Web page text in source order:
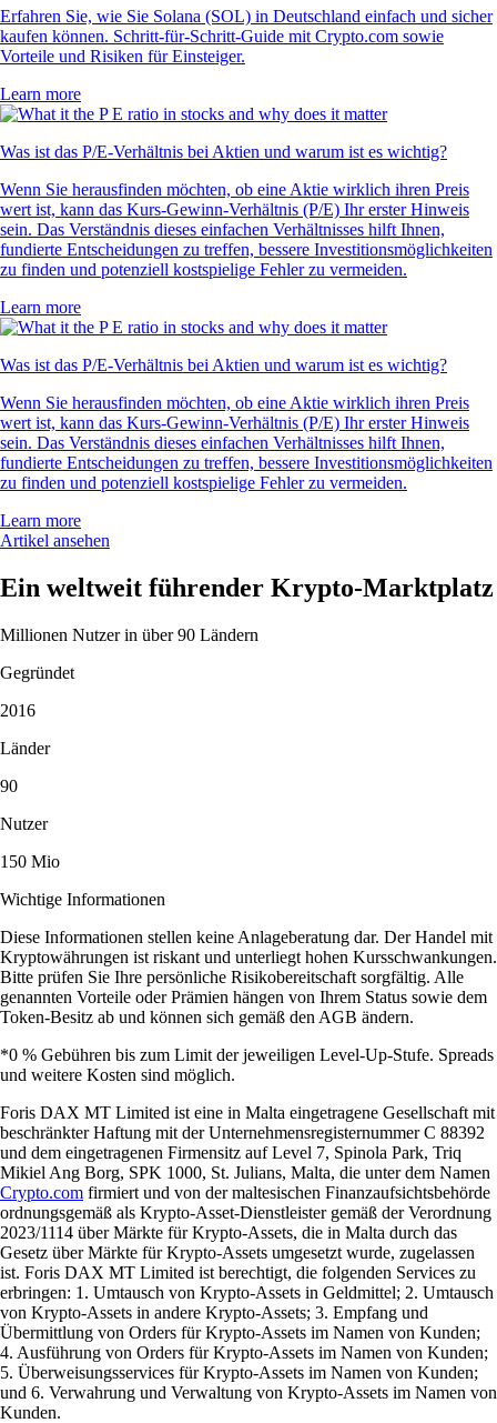
Erfahren Sie, wie Sie Solana (SOL) in Deutschland einfach und sicher
kaufen können. Schritt-für-Schritt-Guide mit Crypto.com sowie
Vorteile und Risiken für Einsteiger.
Learn more
Was ist das P/E-Verhältnis bei Aktien und warum ist es wichtig?
Wenn Sie herausfinden möchten, ob eine Aktie wirklich ihren Preis
wert ist, kann das Kurs-Gewinn-Verhältnis (P/E) Ihr erster Hinweis
sein. Das Verständnis dieses einfachen Verhältnisses hilft Ihnen,
fundierte Entscheidungen zu treffen, bessere Investitionsmöglichkeiten
zu finden und potenziell kostspielige Fehler zu vermeiden.
Learn more
Was ist das P/E-Verhältnis bei Aktien und warum ist es wichtig?
Wenn Sie herausfinden möchten, ob eine Aktie wirklich ihren Preis
wert ist, kann das Kurs-Gewinn-Verhältnis (P/E) Ihr erster Hinweis
sein. Das Verständnis dieses einfachen Verhältnisses hilft Ihnen,
fundierte Entscheidungen zu treffen, bessere Investitionsmöglichkeiten
zu finden und potenziell kostspielige Fehler zu vermeiden.
Learn more
Artikel ansehen
Ein weltweit führender Krypto-Marktplatz
Millionen Nutzer in über 90 Ländern
Gegründet
2016
Länder
90
Nutzer
150 Mio
Wichtige Informationen
Diese Informationen stellen keine Anlageberatung dar. Der Handel mit
Kryptowährungen ist riskant und unterliegt hohen Kursschwankungen.
Bitte prüfen Sie Ihre persönliche Risikobereitschaft sorgfältig. Alle
genannten Vorteile oder Prämien hängen von Ihrem Status sowie dem
Token-Besitz ab und können sich gemäß den AGB ändern.
*0 % Gebühren bis zum Limit der jeweiligen Level-Up-Stufe. Spreads
und weitere Kosten sind möglich.
Foris DAX MT Limited ist eine in Malta eingetragene Gesellschaft mit
beschränkter Haftung mit der Unternehmensregisternummer C 88392
und dem eingetragenen Firmensitz auf Level 7, Spinola Park, Triq
Mikiel Ang Borg, SPK 1000, St. Julians, Malta, die unter dem Namen
Crypto.com firmiert und von der maltesischen Finanzaufsichtsbehörde
ordnungsgemäß als Krypto-Asset-Dienstleister gemäß der Verordnung
2023/1114 über Märkte für Krypto-Assets, die in Malta durch das
Gesetz über Märkte für Krypto-Assets umgesetzt wurde, zugelassen
ist. Foris DAX MT Limited ist berechtigt, die folgenden Services zu
erbringen: 1. Umtausch von Krypto-Assets in Geldmittel; 2. Umtausch
von Krypto-Assets in andere Krypto-Assets; 3. Empfang und
Übermittlung von Orders für Krypto-Assets im Namen von Kunden;
4. Ausführung von Orders für Krypto-Assets im Namen von Kunden;
5. Überweisungsservices für Krypto-Assets im Namen von Kunden;
und 6. Verwahrung und Verwaltung von Krypto-Assets im Namen von
Kunden.